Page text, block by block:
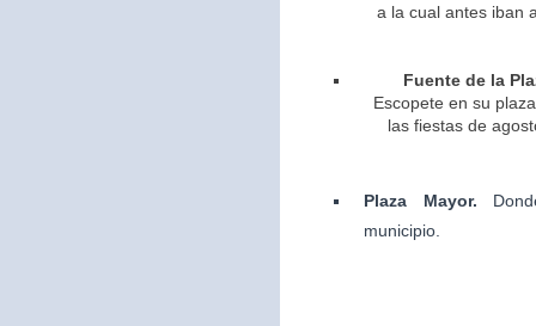
a la cual antes iban
Fuente de la
Escopete en su
las fiestas de
Plaza Mayor.
municipio.